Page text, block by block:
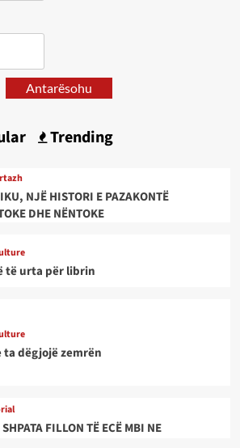
Antarësohu
Trending
NJË HISTORI E PAZAKONTË
DHE NËNTOKE
të urta për librin
ta dëgjojë zemrën
FILLON TË ECË MBI NE